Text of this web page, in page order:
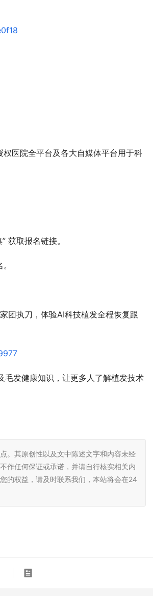
医院全平台及各大自媒体平台用于科
获取报名链接。
团执刀，体验AI科技植发全程恢复跟
毛发健康知识，让更多人了解植发技术
。其原创性以及文中陈述文字和内容未经
作任何保证或承诺，并请自行核实相关内
的权益，请及时联系我们，本站将会在24